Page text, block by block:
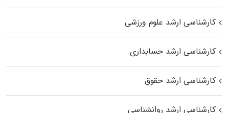
کارشناسی ارشد علوم ورزشی
کارشناسی ارشد حسابداری
کارشناسی ارشد حقوق
کارشناسی ارشد روانشناسی